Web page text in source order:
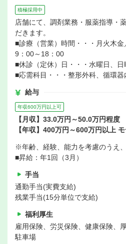
積極採用中
店舗にて、調剤業務・服薬指導・
だきます。
■診療（営業）時間・・・月火木
9：00～18：00
■休診（定休）日・・・水曜日、日
■応需科目・・・整形外科、循環器
給与
年収600万円以上可
【月収】33.0万円～50.0万円程度
【年収】400万円～600万円以上
※年齢、経験、能力を考慮のうえ
■昇給：年1回（3月）
手当
通勤手当(実費支給)
残業手当(15分単位で支給)
福利厚生
雇用保険、労災保険、健康保険、
駐車場